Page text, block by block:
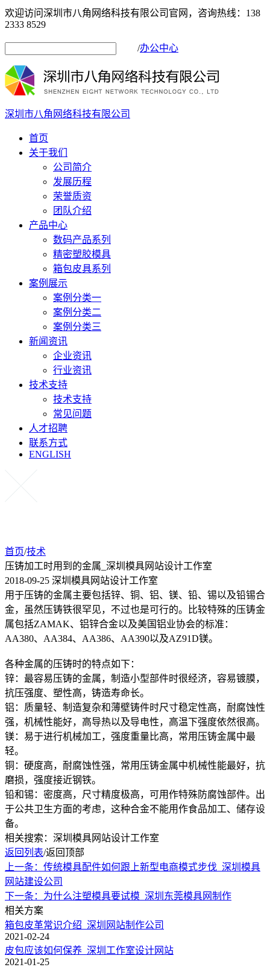
欢迎访问深圳市八角网络科技有限公司官网，咨询热线：138
2333 8529
/办公中心
深圳市八角网络科技有限公司
首页
关于我们
公司简介
发展历程
荣誉质资
团队介绍
产品中心
数码产品系列
精密塑胶模具
箱包皮具系列
案例展示
案例分类一
案例分类二
案例分类三
新闻资讯
企业资讯
行业资讯
技术支持
技术支持
常见问题
人才招聘
联系方式
ENGLISH
首页/技术
压铸加工时用到的金属_深圳模具网站设计工作室
2018-09-25 深圳模具网站设计工作室
用于压铸的金属主要包括锌、铜、铝、镁、铅、锡以及铅锡合
金，虽然压铸铁很罕见，不过也是可行的。比较特殊的压铸金
属包括ZAMAK、铝锌合金以及美国铝业协会的标准：
AA380、AA384、AA386、AA390以及AZ91D镁。
各种金属的压铸时的特点如下：
锌：最容易压铸的金属，制造小型部件时很经济，容易镀膜，
抗压强度、塑性高，铸造寿命长。
铝：质量轻、制造复杂和薄壁铸件时尺寸稳定性高，耐腐蚀性
强，机械性能好，高导热以及导电性，高温下强度依然很高。
镁：易于进行机械加工，强度重量比高，常用压铸金属中最
轻。
铜：硬度高，耐腐蚀性强，常用压铸金属中机械性能最好，抗
磨损，强度接近钢铁。
铅和锡：密度高，尺寸精度极高，可用作特殊防腐蚀部件。出
于公共卫生方面的考虑，这种合金不能用作食品加工、储存设
备。
相关搜索：深圳模具网站设计工作室
返回列表/返回顶部
上一条：传统模具配件如何跟上新型电商模式步伐_深圳模具
网站建设公司
下一条：为什么注塑模具要试模_深圳东莞模具网制作
相关方案
箱包皮革常识介绍_深圳网站制作公司
2021-02-24
皮包应该如何保养_深圳工作室设计网站
2021-01-25